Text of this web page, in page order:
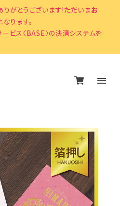
りがとうございます!ただいまお
なります。
ビス〈BASE〉の決済システムを